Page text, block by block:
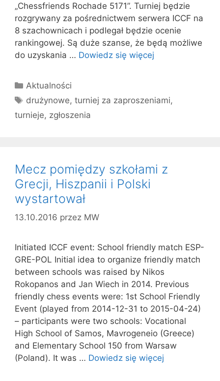
„Chessfriends Rochade 5171”. Turniej będzie
rozgrywany za pośrednictwem serwera ICCF na
8 szachownicach i podlegał będzie ocenie
rankingowej. Są duże szanse, że będą możliwe
do uzyskania … Dowiedz się więcej
Kategorie
Aktualności
Tagi
drużynowe,turniej za zaproszeniami,
turnieje, zgłoszenia
Mecz pomiędzy szkołami z
Grecji, Hiszpanii i Polski
wystartował
13.10.2016 przez MW
Initiated ICCF event: School friendly match ESP-
GRE-POL Initial idea to organize friendly match
between schools was raised by Nikos
Rokopanos and Jan Wiech in 2014. Previous
friendly chess events were: 1st School Friendly
Event (played from 2014-12-31 to 2015-04-24)
– participants were two schools: Vocational
High School of Samos, Mavrogeneio (Greece)
and Elementary School 150 from Warsaw
(Poland). It was … Dowiedz się więcej